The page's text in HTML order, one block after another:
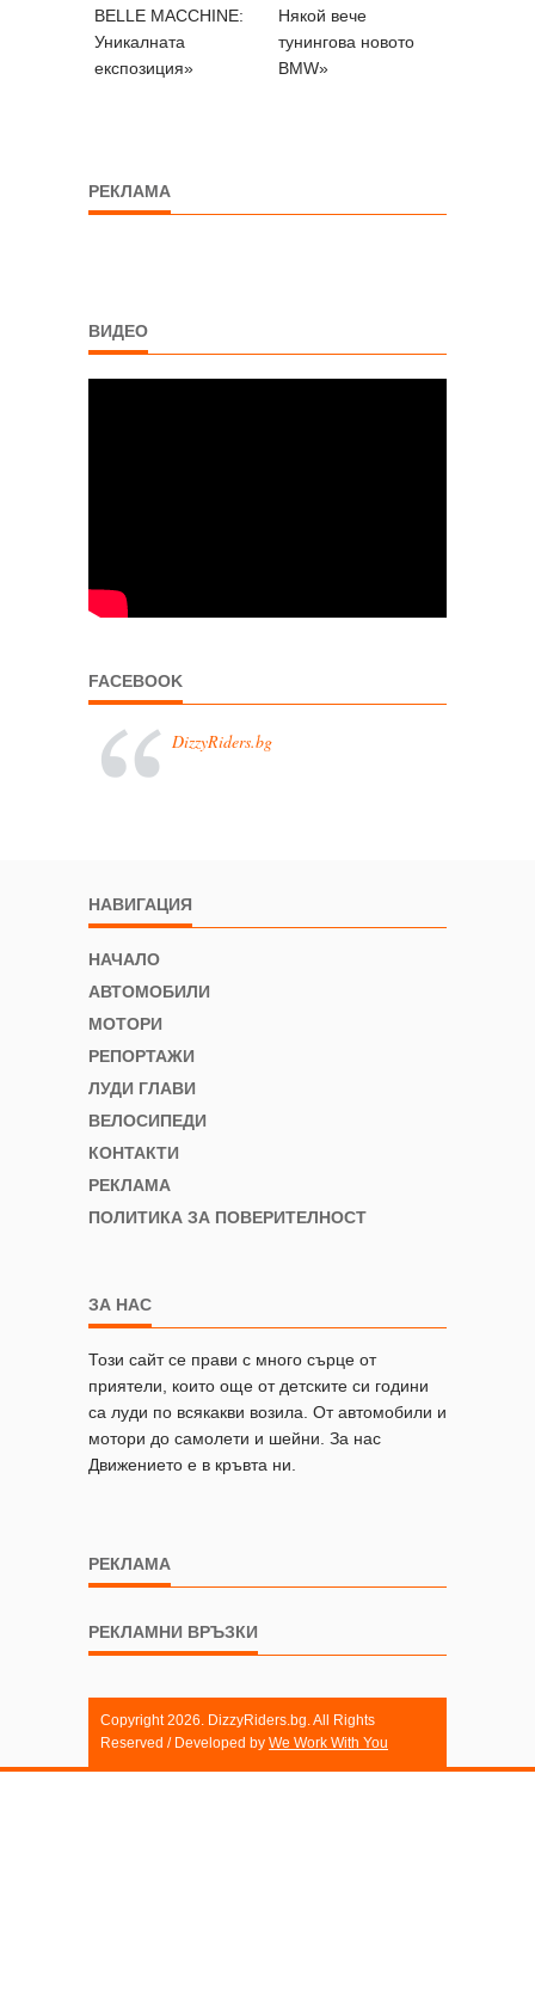
BELLE MACCHINE:
Уникалната
експозиция»
Някой вече
тунингова новото
BMW»
РЕКЛАМА
ВИДЕО
FACEBOOK
DizzyRiders.bg
НАВИГАЦИЯ
НАЧАЛО
АВТОМОБИЛИ
МОТОРИ
РЕПОРТАЖИ
ЛУДИ ГЛАВИ
ВЕЛОСИПЕДИ
КОНТАКТИ
РЕКЛАМА
ПОЛИТИКА ЗА ПОВЕРИТЕЛНОСТ
ЗА НАС
Този сайт се прави с много сърце от
приятели, които още от детските си години
са луди по всякакви возила. От автомобили и
мотори до самолети и шейни. За нас
Движението е в кръвта ни.
РЕКЛАМА
РЕКЛАМНИ ВРЪЗКИ
Copyright 2026. DizzyRiders.bg. All Rights
Reserved / Developed by We Work With You